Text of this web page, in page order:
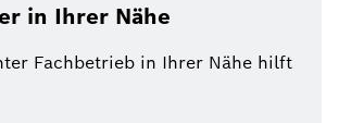
in Ihrer Nähe
Fachbetrieb in Ihrer Nähe hilft